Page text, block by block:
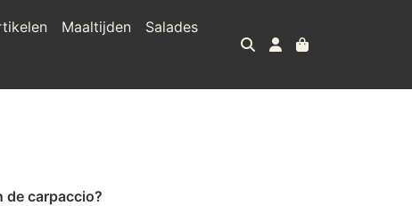
Maaltijden
Salades
de carpaccio?